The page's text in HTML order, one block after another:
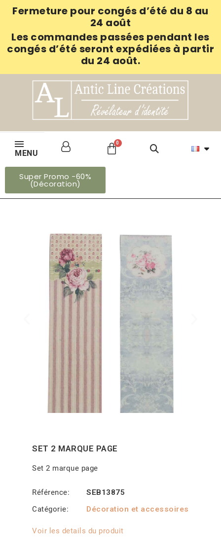
Fermeture pour congés d’été du 8 au
24 août
Les commandes passées pendant les
congés d’été seront expédiées à partir
du 24 août.
MENU
Super Promo -60%
(Décoration)
SET 2 MARQUE PAGE
Set 2 marque page
Référence
SEB13875
Catégorie
Décoration et accessoires
Voir les details du produit